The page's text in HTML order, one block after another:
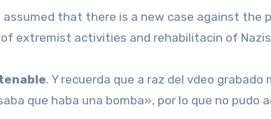
that there is a new case against the
extremist activities and rehabilitacin of
. Y recuerda que a raz del vdeo grabado
que haba una bomba», por lo que no pudo